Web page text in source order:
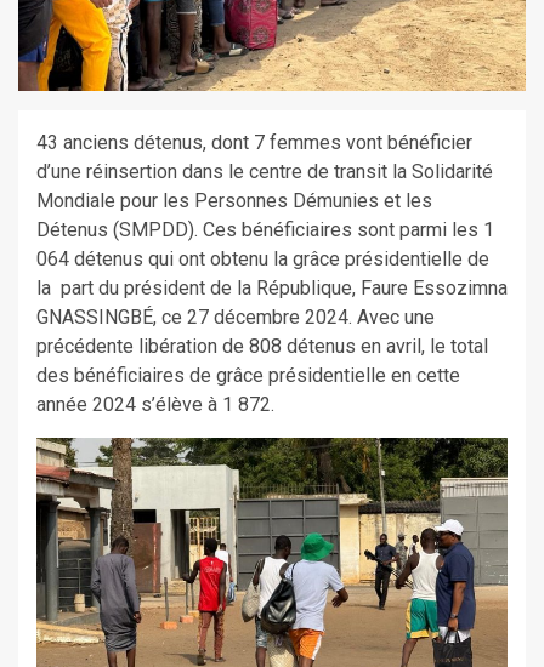
43 anciens détenus, dont 7 femmes vont bénéficier
d’une réinsertion dans le centre de transit la Solidarité
Mondiale pour les Personnes Démunies et les
Détenus (SMPDD). Ces bénéficiaires sont parmi les 1
064 détenus qui ont obtenu la grâce présidentielle de
la part du président de la République, Faure Essozimna
GNASSINGBÉ, ce 27 décembre 2024. Avec une
précédente libération de 808 détenus en avril, le total
des bénéficiaires de grâce présidentielle en cette
année 2024 s’élève à 1 872.